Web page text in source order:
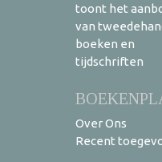
toont het
van
boeken en
tijdschriften
Over Ons
Recent